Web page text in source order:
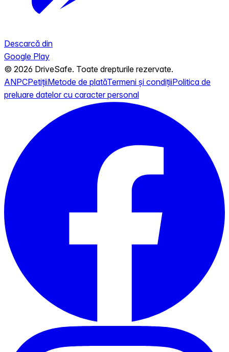
Descarcă din
Google Play
© 2026 DriveSafe. Toate drepturile rezervate.
ANPCPetițiiMetode de platăTermeni și condițiiPolitica de
preluare datelor cu caracter personal